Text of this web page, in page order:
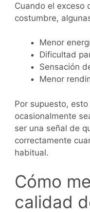
Cuando el exceso
costumbre,
Menor
Dificultad
Sensación
Menor
Por supuesto,
ocasionalmente
ser una señal de
correctamente
habitual.
Cómo
calidad